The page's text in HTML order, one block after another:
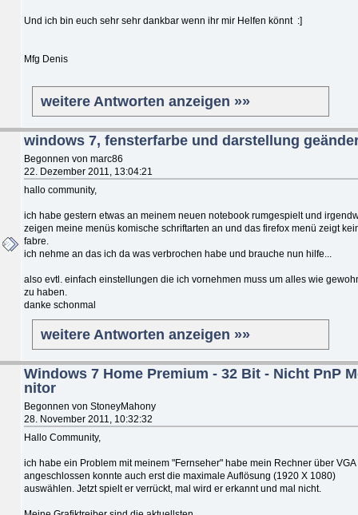
Und ich bin euch sehr sehr dankbar wenn ihr mir Helfen könnt :]
Mfg Denis
weitere Antworten anzeigen »»
windows 7, fensterfarbe und darstellung
Begonnen von marc86
22. Dezember 2011, 13:04:21
hallo community,
ich habe gestern etwas an meinem neuen notebook rumgespielt und
zeigen meine menüs komische schriftarten an und das firefox menü zeigt
fabre.
ich nehme an das ich da was verbrochen habe und brauche nun hilfe...
also evtl. einfach einstellungen die ich vornehmen muss um alles wie
zu haben.
danke schonmal
weitere Antworten anzeigen »»
Windows 7 Home Premium - 32 Bit - Nicht PnP
nitor
Begonnen von StoneyMahony
28. November 2011, 10:32:32
Hallo Community,
ich habe ein Problem mit meinem "Fernseher" habe mein Rechner über VGA
angeschlossen konnte auch erst die maximale Auflösung (1920 X 1080)
auswählen. Jetzt spielt er verrückt, mal wird er erkannt und mal nicht.